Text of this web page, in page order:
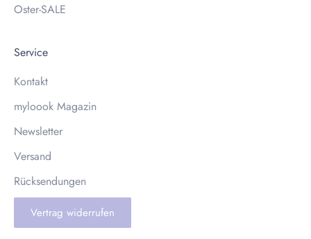
Oster-SALE
Service
Kontakt
myloook Magazin
Newsletter
Versand
Rücksendungen
Vertrag widerrufen